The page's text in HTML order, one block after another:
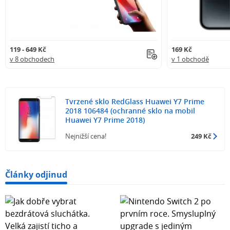
119 - 649 Kč
v 8 obchodech
169 Kč
v 1 obchodě
Tvrzené sklo RedGlass Huawei Y7 Prime
2018 106484 (ochranné sklo na mobil
Huawei Y7 Prime 2018)
Nejnižší cena! 249 Kč
Články odjinud